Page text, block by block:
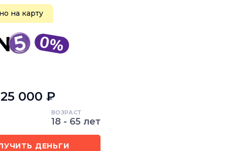
на карту
000 ₽
ВОЗРАСТ
18 - 65 лет
ДЕНЬГИ